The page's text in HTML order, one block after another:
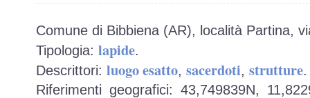
Comune di Bibbiena (AR), località Partina,
Tipologia: lapide.
Descrittori: luogo esatto, sacerdoti, strutture.
Riferimenti geografici: 43,749839N,